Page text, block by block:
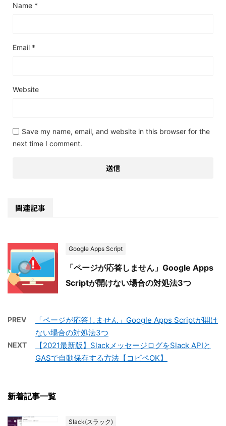
Name *
Email *
Website
Save my name, email, and website in this browser for the
next time I comment.
関連記事
Google Apps Script
「ページが応答しません」Google Apps
Scriptが開けない場合の対処法3つ
PREV
「ページが応答しません」Google Apps Scriptが開け
ない場合の対処法3つ
NEXT
【2021最新版】SlackメッセージログをSlack APIと
GASで自動保存する方法【コピペOK】
新着記事一覧
Slack(スラック)